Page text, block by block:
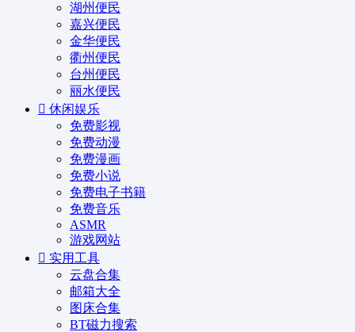
湖州便民
嘉兴便民
金华便民
衢州便民
台州便民
丽水便民
休闲娱乐
免费影视
免费动漫
免费漫画
免费小说
免费电子书籍
免费音乐
ASMR
游戏网站
实用工具
云盘合集
邮箱大全
图床合集
BT磁力搜索